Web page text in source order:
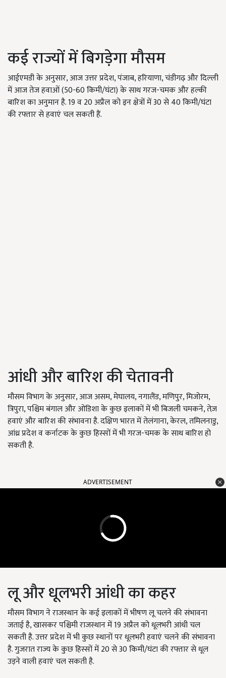
कई राज्यों में बिगड़ेगा मौसम
आईएमडी के अनुसार, आज उत्तर प्रदेश, पंजाब, हरियाणा, चंडीगढ़ और दिल्ली
में आज तेज हवाओं (50-60 किमी/घंटा) के साथ गरज-चमक और हल्की
बारिश का अनुमान है. 19 व 20 अप्रैल को इन क्षेत्रों में 30 से 40 किमी/घंटा
की रफ्तार से हवाएं चल सकती हैं.
आंधी और बारिश की चेतावनी
मौसम विभाग के अनुसार, आज असम, मेघालय, नगालैंड, मणिपुर, मिजोरम,
त्रिपुरा, पश्चिम बंगाल और ओडिशा के कुछ इलाकों में भी बिजली चमकने, तेज़
हवाएं और बारिश की संभावना है. दक्षिण भारत में तेलंगाना, केरल, तमिलनाडु,
आंध्र प्रदेश व कर्नाटक के कुछ हिस्सों में भी गरज-चमक के साथ बारिश हो
सकती है.
ADVERTISEMENT
लू और धूलभरी आंधी का कहर
मौसम विभाग ने राजस्थान के कई इलाकों में भीषण लू चलने की संभावना
जताई है, खासकर पश्चिमी राजस्थान में 19 अप्रैल को धूलभरी आंधी चल
सकती है. उत्तर प्रदेश में भी कुछ स्थानों पर धूलभरी हवाएं चलने की संभावना
है. गुजरात राज्य के कुछ हिस्सों में 20 से 30 किमी/घंटा की रफ्तार से धूल
उड़ने वाली हवाएं चल सकती है.